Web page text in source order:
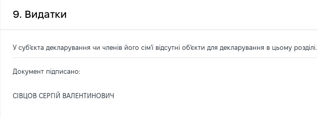
9. Видатки
У суб'єкта декларування чи членів його сім'ї відсутні об'єкти для декларування в цьому розділі.
Документ підписано:
СІВЦОВ СЕРГІЙ ВАЛЕНТИНОВИЧ